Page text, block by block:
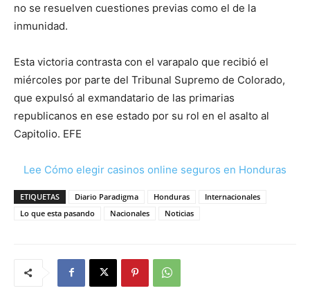
no se resuelven cuestiones previas como el de la
inmunidad.
Esta victoria contrasta con el varapalo que recibió el
miércoles por parte del Tribunal Supremo de Colorado,
que expulsó al exmandatario de las primarias
republicanos en ese estado por su rol en el asalto al
Capitolio. EFE
Lee Cómo elegir casinos online seguros en Honduras
ETIQUETAS Diario Paradigma Honduras
Internacionales
Lo que esta pasando
Nacionales Noticias